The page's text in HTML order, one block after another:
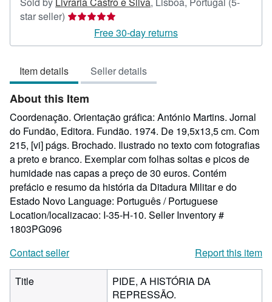
star seller) Seller
5
of
5
stars
Free 30-day returns
Item details Seller details
About this Item
Coordenação. Orientação gráfica: António Martins. Jornal
do Fundão, Editora. Fundão. 1974. De 19,5x13,5 cm. Com
215, [vi] págs. Brochado. Ilustrado no texto com fotografias
a preto e branco. Exemplar com folhas soltas e picos de
humidade nas capas a preço de 30 euros. Contém
prefácio e resumo da história da Ditadura Militar e do
Estado Novo Language: Português / Portuguese
Location/localizacao: I-35-H-10. Seller Inventory #
1803PG096
Contact seller
Report this item
Title
PIDE, A HISTÓRIA DA
REPRESSÃO.